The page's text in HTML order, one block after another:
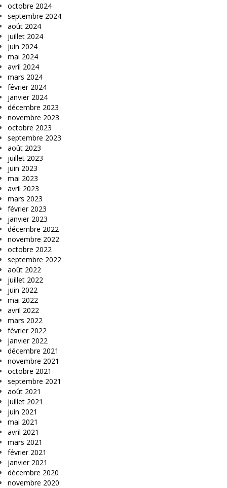
octobre 2024
septembre 2024
août 2024
juillet 2024
juin 2024
mai 2024
avril 2024
mars 2024
février 2024
janvier 2024
décembre 2023
novembre 2023
octobre 2023
septembre 2023
août 2023
juillet 2023
juin 2023
mai 2023
avril 2023
mars 2023
février 2023
janvier 2023
décembre 2022
novembre 2022
octobre 2022
septembre 2022
août 2022
juillet 2022
juin 2022
mai 2022
avril 2022
mars 2022
février 2022
janvier 2022
décembre 2021
novembre 2021
octobre 2021
septembre 2021
août 2021
juillet 2021
juin 2021
mai 2021
avril 2021
mars 2021
février 2021
janvier 2021
décembre 2020
novembre 2020